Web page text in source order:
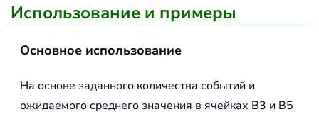
Использование и примеры
Основное использование
На основе заданного количества событий и
ожидаемого среднего значения в ячейках B3 и B5